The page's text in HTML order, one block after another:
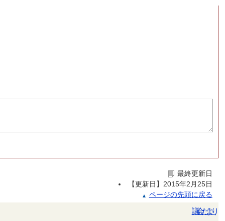
最終更新日
【更新日】 2015年2月25日
ページの先頭に戻る
議会だより